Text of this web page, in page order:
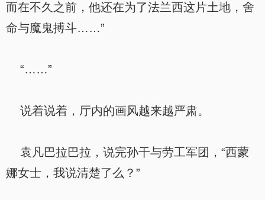
而在不久之前，他还在为了法兰西这片土地，舍
命与魔鬼搏斗……”
“……”
说着说着，厅内的画风越来越严肃。
袁凡巴拉巴拉，说完孙干与劳工军团，“西蒙
娜女士，我说清楚了么？”